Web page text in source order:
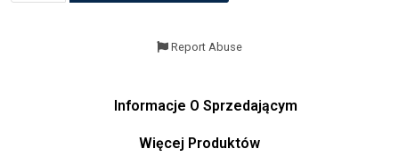
Report Abuse
Informacje O Sprzedającym
Więcej Produktów